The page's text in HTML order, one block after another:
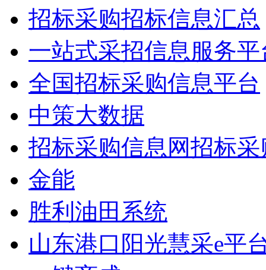
招标采购招标信息汇总
一站式采招信息服务平
全国招标采购信息平台
中策大数据
招标采购信息网招标
金能
胜利油田系统
山东港口阳光慧采e平